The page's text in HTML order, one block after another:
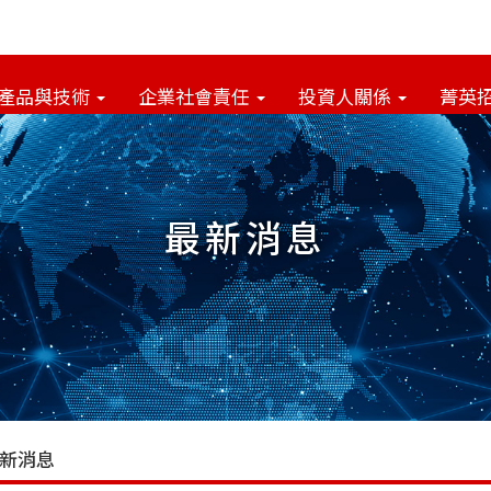
品與技術 企業社會責任 投資人關係 菁英
最新消息
消息